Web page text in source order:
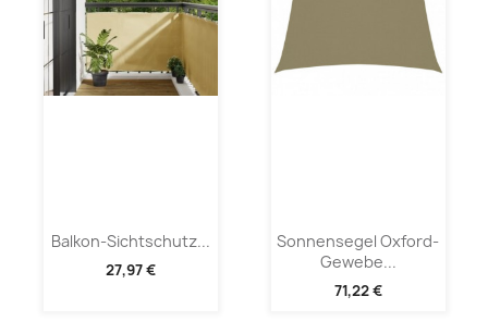
Balkon-Sichtschutz...
27,97 €
Sonnensegel Oxford-
Gewebe...
71,22 €